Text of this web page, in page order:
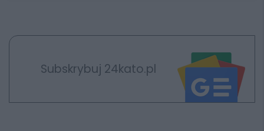
Subskrybuj 24kato.pl